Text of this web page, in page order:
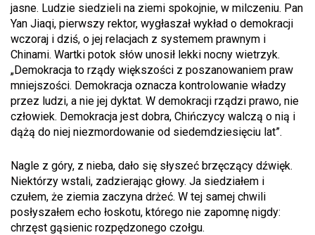
jasne. Ludzie siedzieli na ziemi spokojnie, w milczeniu. Pan
Yan Jiaqi, pierwszy rektor, wygłaszał wykład o demokracji
wczoraj i dziś, o jej relacjach z systemem prawnym i
Chinami. Wartki potok słów unosił lekki nocny wietrzyk.
„Demokracja to rządy większości z poszanowaniem praw
mniejszości. Demokracja oznacza kontrolowanie władzy
przez ludzi, a nie jej dyktat. W demokracji rządzi prawo, nie
człowiek. Demokracja jest dobra, Chińczycy walczą o nią i
dążą do niej niezmordowanie od siedemdziesięciu lat”.
Nagle z góry, z nieba, dało się słyszeć brzęczący dźwięk.
Niektórzy wstali, zadzierając głowy. Ja siedziałem i
czułem, że ziemia zaczyna drżeć. W tej samej chwili
posłyszałem echo łoskotu, którego nie zapomnę nigdy:
chrzęst gąsienic rozpędzonego czołgu.